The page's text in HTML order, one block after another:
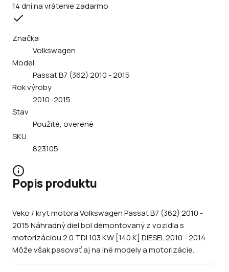
14 dní na vrátenie zadarmo
Značka
Volkswagen
Model
Passat B7 (362) 2010 - 2015
Rok výroby
2010–2015
Stav
Použité, overené
SKU
823105
Popis produktu
Veko / kryt motora Volkswagen Passat B7 (362) 2010 -
2015 Náhradný diel bol demontovaný z vozidla s
motorizáciou 2.0 TDI 103 KW [140 K] DIESEL 2010 - 2014.
Môže však pasovať aj na iné modely a motorizácie.